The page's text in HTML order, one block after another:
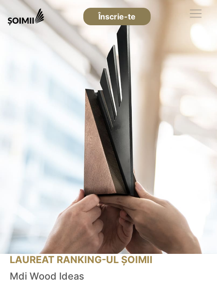
Înscrie-te
LAUREAT RANKING-UL ȘOIMII
Mdi Wood Ideas